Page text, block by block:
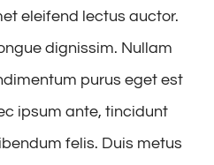
eleifend lectus auctor.
dignissim. Nullam
purus eget est
ipsum ante, tincidunt
felis. Duis metus